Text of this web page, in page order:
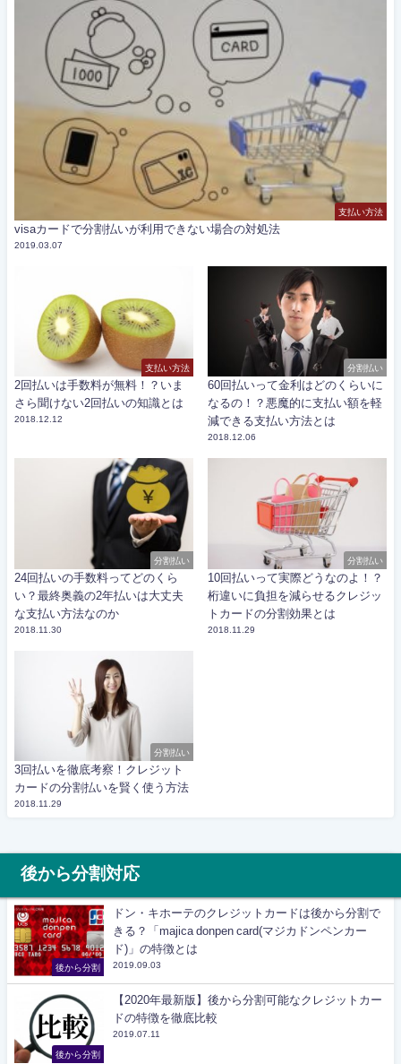
支払い方法
visaカードで分割払いが利用できない場合の対処法
2019.03.07
支払い方法
2回払いは手数料が無料！？いま
さら聞けない2回払いの知識とは
2018.12.12
分割払い
60回払いって金利はどのくらいに
なるの！？悪魔的に支払い額を軽
減できる支払い方法とは
2018.12.06
分割払い
24回払いの手数料ってどのくら
い？最終奥義の2年払いは大丈夫
な支払い方法なのか
2018.11.30
分割払い
10回払いって実際どうなのよ！？
桁違いに負担を減らせるクレジッ
トカードの分割効果とは
2018.11.29
分割払い
3回払いを徹底考察！クレジット
カードの分割払いを賢く使う方法
2018.11.29
後から分割対応
後から分割
ドン・キホーテのクレジットカードは後から分割で
きる？「majica donpen card(マジカドンペンカー
ド)」の特徴とは
2019.09.03
後から分割
【2020年最新版】後から分割可能なクレジットカー
ドの特徴を徹底比較
2019.07.11